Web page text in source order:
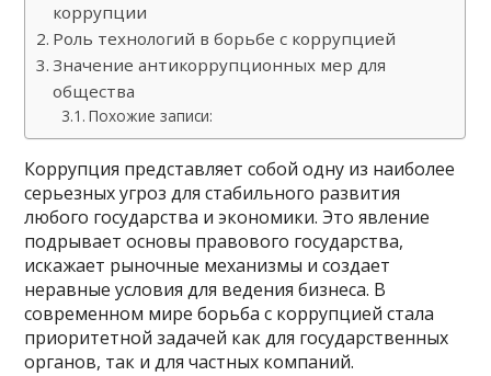
коррупции
Роль технологий в борьбе с коррупцией
Значение антикоррупционных мер для
общества
Похожие записи:
Коррупция представляет собой одну из наиболее
серьезных угроз для стабильного развития
любого государства и экономики. Это явление
подрывает основы правового государства,
искажает рыночные механизмы и создает
неравные условия для ведения бизнеса. В
современном мире борьба с коррупцией стала
приоритетной задачей как для государственных
органов, так и для частных компаний.